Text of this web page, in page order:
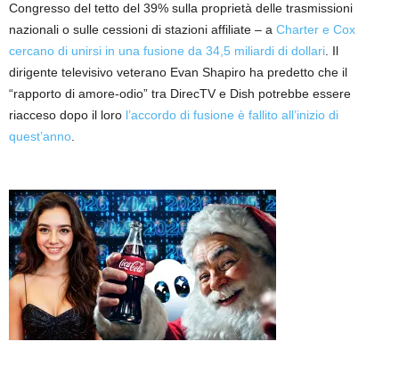
Congresso del tetto del 39% sulla proprietà delle trasmissioni
nazionali o sulle cessioni di stazioni affiliate – a Charter e Cox
cercano di unirsi in una fusione da 34,5 miliardi di dollari. Il
dirigente televisivo veterano Evan Shapiro ha predetto che il
“rapporto di amore-odio” tra DirecTV e Dish potrebbe essere
riacceso dopo il loro l’accordo di fusione è fallito all’inizio di
quest’anno.